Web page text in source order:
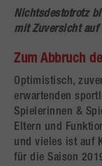
Nichtsdestotrotz
mit Zuversicht auf
Zum Abbruch
Optimistisch,
erwartenden
Spielerinnen &
Eltern und
und vieles ist auf
für die Saison